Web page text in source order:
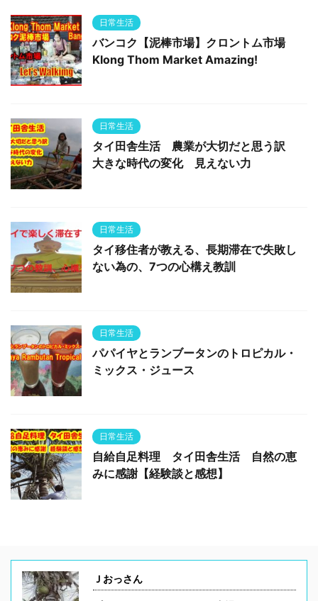
日常生活
バンコク【泥棒市場】クロントム市場
Klong Thom Market Amazing!
日常生活
タイ田舎生活 農業が大切だと思う訳
大きな時代の変化 見えない力
日常生活
タイ移住者が教える、長期滞在で失敗し
ない為の、7つの心構え教訓
日常生活
パパイヤとランブータンのトロピカル・
ミックス・ジュース
日常生活
自給自足料理 タイ田舎生活 自然の恵
みに感謝【経験談と感想】
Ｊおっさん